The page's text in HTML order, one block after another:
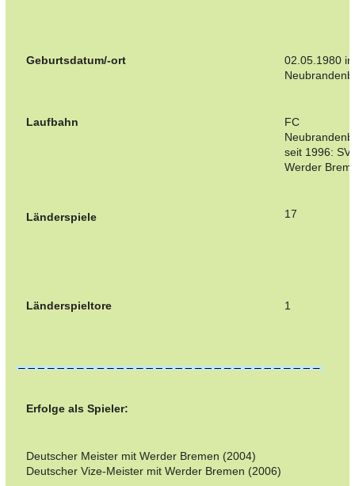
Geburtsdatum/-ort
02.05.1980 in
Laufbahn
FC
seit 1996: SV
Werder
Länderspiele 17
Länderspieltore 1
Erfolge als Spieler:
Deutscher Meister mit Werder Bremen (2004)
Deutscher Vize-Meister mit Werder Bremen (2006)